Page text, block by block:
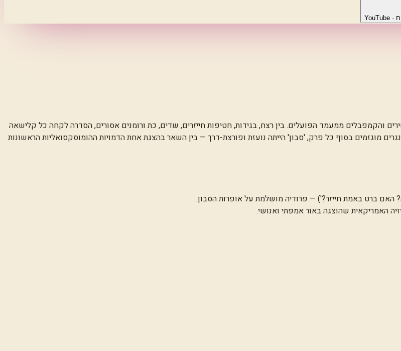
· YouTube
והקמפבלים ממעמד הפועלים. בין רצח, בגידות, חטיפות חייזרים, שדים, כת ורומנים אסורים, הסדרה לקחה כל קלישאה
מוגזמים בסוף כל פרק, 'סבון' הייתה נועזת ופורצת-דרך — בין השאר בהצגת אחת הדמויות ההומוסקסואליות הראשונות
ברט באמת חייזר?') — פרודיה מושלמת על אופרות הסבון.
האמריקאית שהוצגה באור אמפתי ואנושי.